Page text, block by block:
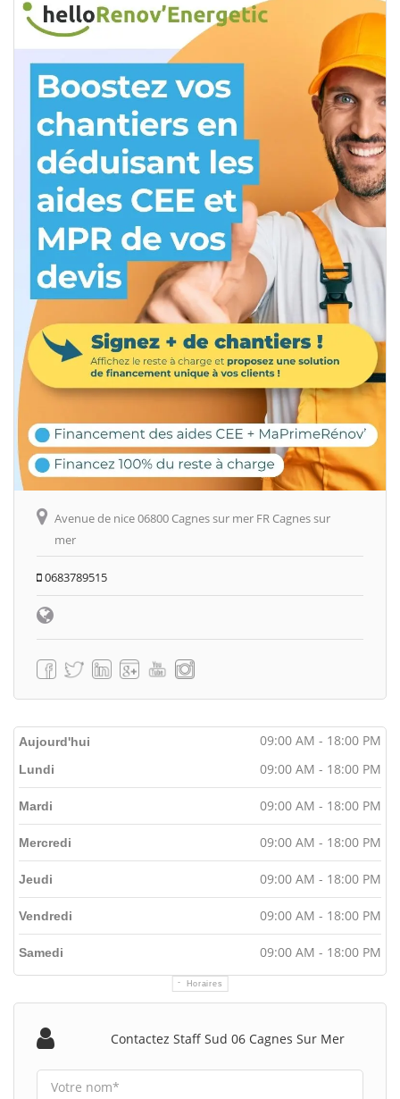
Avenue de nice 06800 Cagnes sur mer FR Cagnes sur
mer
0683789515
Aujourd'hui 09:00 AM - 18:00 PM
Horaires
Lundi 09:00 AM - 18:00 PM
Mardi 09:00 AM - 18:00 PM
Mercredi 09:00 AM - 18:00 PM
Jeudi 09:00 AM - 18:00 PM
Vendredi 09:00 AM - 18:00 PM
Samedi 09:00 AM - 18:00 PM
Contactez Staff Sud 06 Cagnes Sur Mer